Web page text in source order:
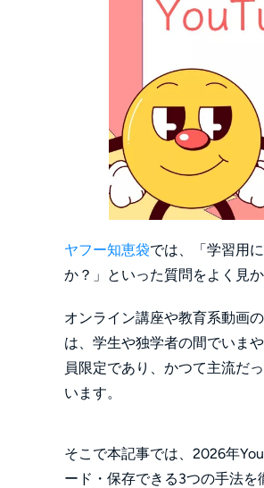
ヤフー知恵袋では、「学習用
か？」といった質問をよく見か
オンライン講座や教育系動画
は、学生や独学者の間でいま
員限定であり、かつて主流だ
います。
そこで本記事では、2026年
ード・保存できる3つの手法